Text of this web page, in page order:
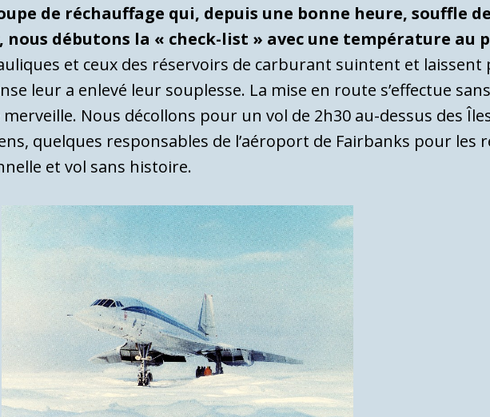
de réchauffage qui, depuis une bonne heure, souffle
débutons la « check-list » avec une température au
et ceux des réservoirs de carburant suintent et laissent
leur a enlevé leur souplesse. La mise en route s’effectue
Nous décollons pour un vol de 2h30 au-dessus des
quelques responsables de l’aéroport de Fairbanks pour les
et vol sans histoire.